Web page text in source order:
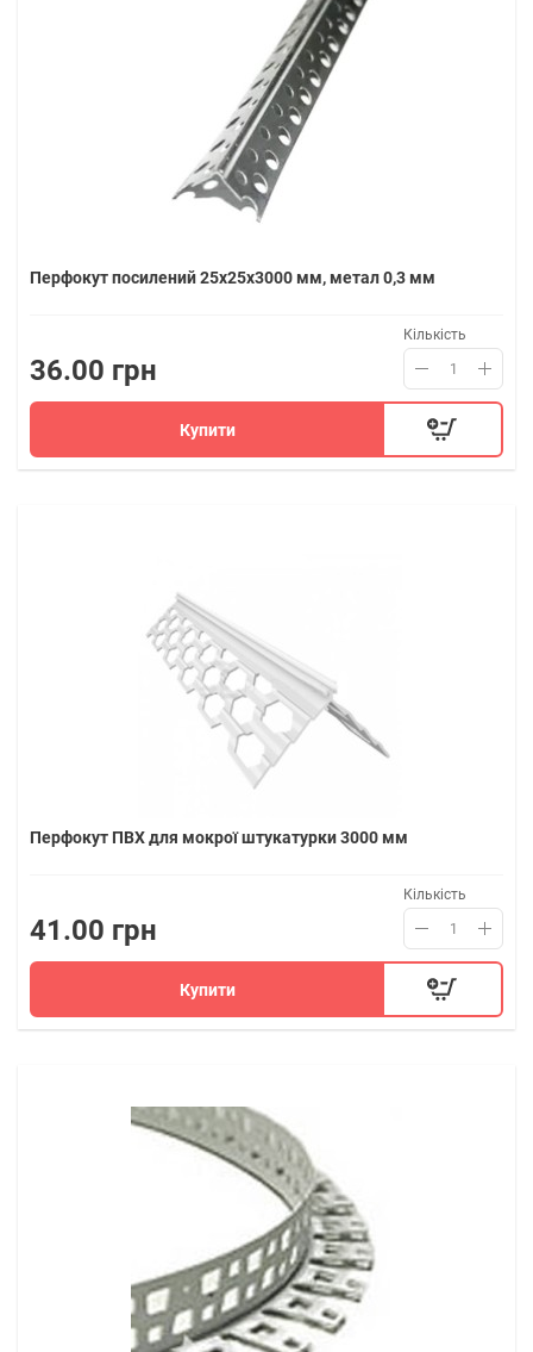
Перфокут посилений 25х25х3000 мм, метал 0,3 мм
36.00 грн
Кількість
Купити
Перфокут ПВХ для мокрої штукатурки 3000 мм
41.00 грн
Кількість
Купити